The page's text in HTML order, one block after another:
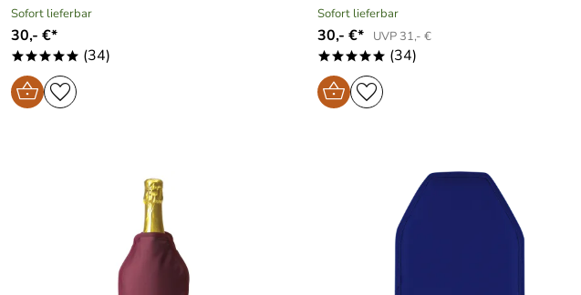
Sofort lieferbar
30,- €*
***** (34)
Sofort lieferbar
30,- €* UVP 31,- €
***** (34)